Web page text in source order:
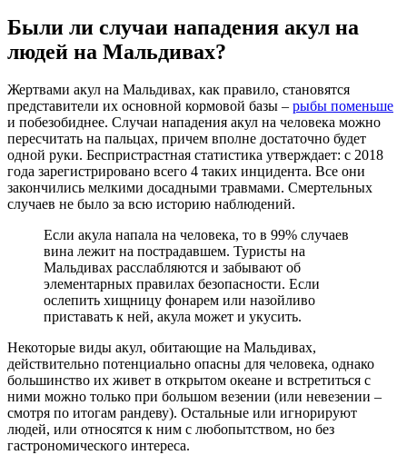
Были ли случаи нападения акул на
людей на Мальдивах?
Жертвами акул на Мальдивах, как правило, становятся
представители их основной кормовой базы – рыбы поменьше
и побезобиднее. Случаи нападения акул на человека можно
пересчитать на пальцах, причем вполне достаточно будет
одной руки. Беспристрастная статистика утверждает: с 2018
года зарегистрировано всего 4 таких инцидента. Все они
закончились мелкими досадными травмами. Смертельных
случаев не было за всю историю наблюдений.
Если акула напала на человека, то в 99% случаев
вина лежит на пострадавшем. Туристы на
Мальдивах расслабляются и забывают об
элементарных правилах безопасности. Если
ослепить хищницу фонарем или назойливо
приставать к ней, акула может и укусить.
Некоторые виды акул, обитающие на Мальдивах,
действительно потенциально опасны для человека, однако
большинство их живет в открытом океане и встретиться с
ними можно только при большом везении (или невезении –
смотря по итогам рандеву). Остальные или игнорируют
людей, или относятся к ним с любопытством, но без
гастрономического интереса.